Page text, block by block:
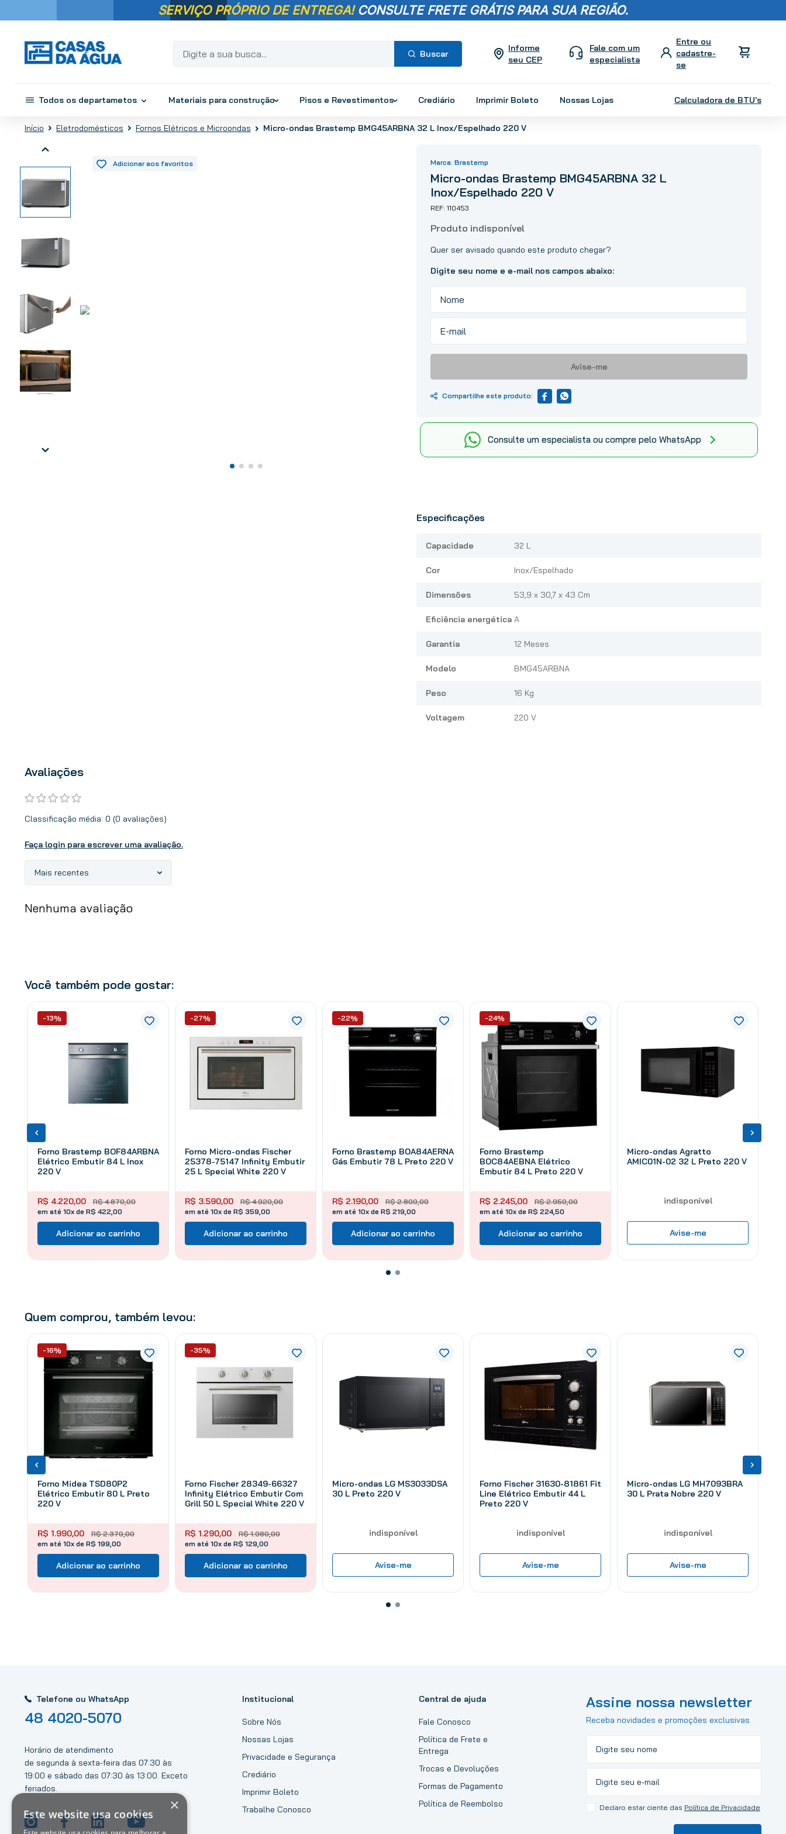
SERVIÇO PRÓPRIO DE ENTREGA! CONSULTE FRETE GRÁTIS PARA SUA REGIÃO.
Digite a sua busca...
Informe
seu CEP
Fale com um
especialista
Todos os departametos Materiais para construção Pisos e Revestimentos Crediário Imprimir Boleto Nossas Lojas Calculadora de BTU's
Eletrodomésticos Fornos Elétricos e Microondas Micro-ondas Brastemp BMG45ARBNA 32 L Inox/Espelhado 220 V
Brastemp
Micro-ondas Brastemp BMG45ARBNA 32 L
Inox/Espelhado 220 V
110453
Avise-me
Consulte um especialista ou compre pelo WhatsApp
Especificações
Capacidade 32 L
Cor Inox/Espelhado
Dimensões 53,9 x 30,7 x 43 Cm
Eficiência energética A
Garantia 12 Meses
Modelo BMG45ARBNA
Peso 16 Kg
Voltagem 220 V
Avaliações
Classificação média: 0 (0 avaliações)
Faça login para escrever uma avaliação.
Mais recentes
Nenhuma avaliação
Você também pode gostar:
Forno Brastemp BOF84ARBNA
Elétrico Embutir 84 L Inox
220 V
R$ 4.870,00
R$ 4.220,00
em até 10x de R$ 422,00
-13%
Adicionar ao carrinho
Forno Micro-ondas Fischer
25378-75147 Infinity Embutir
25 L Special White 220 V
R$ 4.920,00
R$ 3.590,00
em até 10x de R$ 359,00
-27%
Adicionar ao carrinho
Forno Brastemp BOA84AERNA
Gás Embutir 78 L Preto 220 V
R$ 2.800,00
R$ 2.190,00
em até 10x de R$ 219,00
-22%
Adicionar ao carrinho
Forno Brastemp
BOC84AEBNA Elétrico
Embutir 84 L Preto 220 V
R$ 2.950,00
R$ 2.245,00
em até 10x de R$ 224,50
-24%
Adicionar ao carrinho
Micro-ondas Agratto
AMIC01N-02 32 L Preto 220 V
indisponível
Avise-me
Quem comprou, também levou:
Forno Midea TSD80P2
Elétrico Embutir 80 L Preto
220 V
R$ 2.370,00
R$ 1.990,00
em até 10x de R$ 199,00
-16%
Adicionar ao carrinho
Forno Fischer 28349-66327
Infinity Elétrico Embutir Com
Grill 50 L Special White 220 V
R$ 1.980,00
R$ 1.290,00
em até 10x de R$ 129,00
-35%
Adicionar ao carrinho
Micro-ondas LG MS3033DSA
30 L Preto 220 V
indisponível
Avise-me
Forno Fischer 31630-81861 Fit
Line Elétrico Embutir 44 L
Preto 220 V
indisponível
Avise-me
Micro-ondas LG MH7093BRA
30 L Prata Nobre 220 V
indisponível
Avise-me
Telefone ou WhatsApp
48 4020-5070
Horário de atendimento
de segunda à sexta-feira das 07:30 às
19:00 e sábado das 07:30 às 13:00. Exceto
feriados.
Institucional
Sobre Nós
Nossas Lojas
Privacidade e Segurança
Crediário
Imprimir Boleto
Trabalhe Conosco
Central de ajuda
Fale Conosco
Política de Frete e
Entrega
Trocas e Devoluções
Formas de Pagamento
Política de Reembolso
Assine nossa newsletter
Receba novidades e promoções exclusivas
Declaro estar ciente das Política de Privacidade
×
Este website usa cookies
Termos mais
2º
porcelanato
revestimento
vaso sanitário
chuveiro